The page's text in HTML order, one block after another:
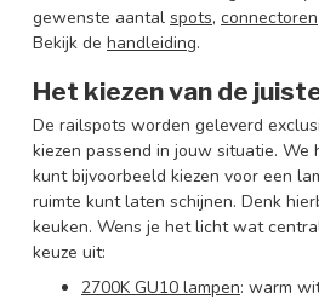
gewenste aantal spots, connectoren
Bekijk de handleiding.
Het kiezen van de
De railspots worden geleverd
kiezen passend in jouw situatie. We
kunt bijvoorbeeld kiezen voor een
ruimte kunt laten schijnen. Denk
keuken. Wens je het licht wat
keuze uit:
2700K GU10 lampen: warm